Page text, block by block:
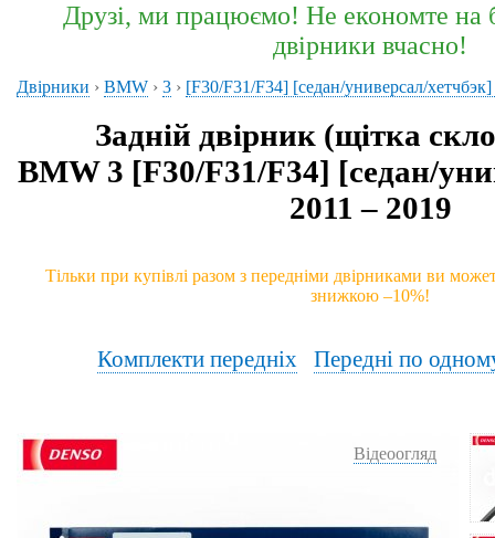
Друзі, ми працюємо! Не економте на
двірники вчасно!
Двірники › BMW › 3 › [F30/F31/F34] [седан/универсал/
Задній двірник (щітка
BMW 3 [F30/F31/F34] [седан/
2011 – 2019
Тільки при купівлі разом з передніми двірниками ви
знижкою –10%!
Комплекти передніх Передні по
Відеоогляд